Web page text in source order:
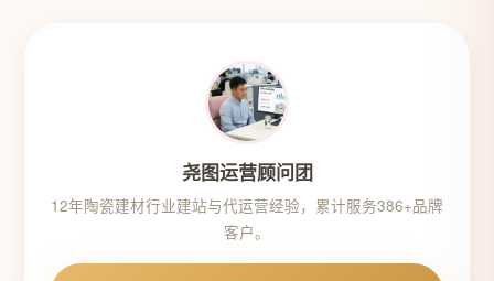
尧图运营顾问团
12年陶瓷建材行业建站与代运营经验，累计服务386+品牌
客户。